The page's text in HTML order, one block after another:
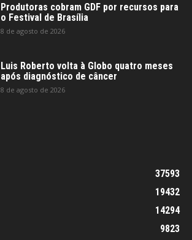
Produtoras cobram GDF por recursos para
o Festival de Brasília
8 de agosto de 2026
Luis Roberto volta à Globo quatro meses
após diagnóstico de câncer
8 de agosto de 2026
37593
19432
14294
9823